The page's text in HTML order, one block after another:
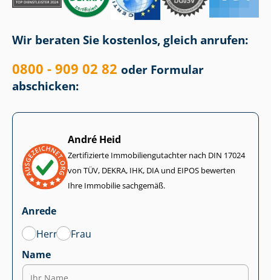
Wir beraten Sie kostenlos, gleich anrufen:
0800 - 909 02 82 oder Formular
abschicken:
André Heid
Zertifizierte Im­mo­bi­li­en­gut­ach­ter nach DIN 17024
von TÜV, DEKRA, IHK, DIA und EIPOS bewerten
Ihre Immobilie sachgemäß.
Anrede
Herr
Frau
Name